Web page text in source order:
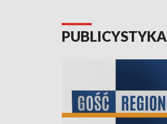
PUBLICYSTYKA